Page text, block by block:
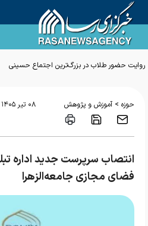
حوزه > آموزش و پژوهش ۰۸ تير ۱۴۰۵ - ۱۱:۰۳
انتصاب سرپرست جدید اداره
فضای مجازی جامعه‌الزهرا